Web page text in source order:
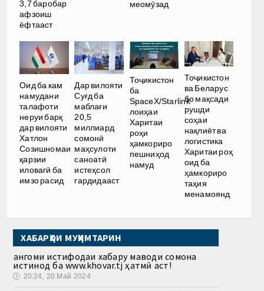
3,7 баробар
афзоиш
ёфтааст
меомӯзад
Оид ба кам
намудани
талафоти
неруи барқ
дар вилояти
Хатлон
Созишномаи
қарзии
иловагӣ ба
имзо расид
Дар вилояти
Суғд ба
маблағи
20,5
миллиард
сомонӣ
маҳсулоти
саноатӣ
истеҳсол
гардидааст
Тоҷикистон
ба
SpaceX/Starlink
лоиҳаи
Харитаи
роҳи
ҳамкориро
пешниҳод
намуд
Тоҷикистон
ва Беларус
бо мақсади
рушди
соҳаи
нақлиёт ва
логистика
Харитаи роҳ
оид ба
ҳамкориро
таҳия
менамоянд
ХАБАРҲОИ МУҲИМТАРИН
Ҳангоми истифодаи хабару маводи сомона
истинод ба www.khovar.tj ҳатмӣ аст!
🕔 20:24, 20.Май 2024